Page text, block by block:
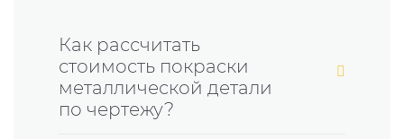
Как рассчитать
стоимость покраски
металлической детали
по чертежу?